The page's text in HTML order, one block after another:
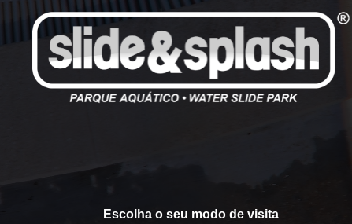
Escolha o seu modo de visita